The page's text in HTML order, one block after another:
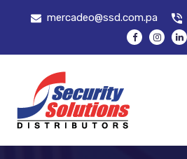
mercadeo@ssd.com.pa